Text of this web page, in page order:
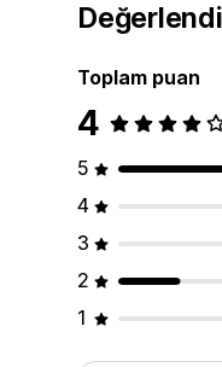
Toplam puan
4
5
4
3
2
1